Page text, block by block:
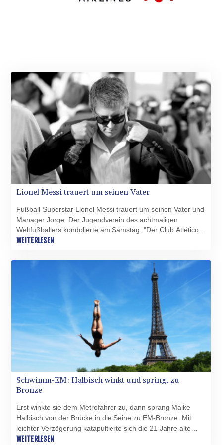
MMK 2427.363841
MXN 20.094074
MYR 4.728715
MZN 73.882892
NAD 18.726567
NGN 1577.963717
NIO 42.419473
NOK 10.99759
NPR 175.501819
NZD 1.966719
OMR 0.442445
PAB 1.152686
PGK 5.093937
PHP 70.183258
PKR 320.014324
QAR 4.213648
RON 5.244583
RSD 117.338542
RUB 94.338828
RWF 1694.978938
SAR 4.329446
SBD 9.325039
SCR 16.705092
SDG 694.263698
SEK 10.961095
SGD 1.467719
SLE 28.445176
SRD 43.778814
STD 23929.673396
STN 24.499696
Lionel Messi trauert um seinen Vater
Fußball-Superstar Lionel Messi trauert um seinen Vater und
Manager Jorge. Der Jugendverein des achtmaligen
Weltfußballers kondolierte am Samstag: "Der Club Atlético
Newell's Old Boys verabschiedet sich mit Trauer und tiefem
Medien übereinstimmend berichtet, der 68-Jährige sei am
Freitagabend (Ortszeit) in einem Krankenhaus in Rosario
WEITERLESEN
Schwimm-EM: Halbisch winkt und springt zu
Bronze
Erst winkte sie dem Metrofahrer zu, dann sprang Maike
Halbisch von der Brücke in die Seine zu EM-Bronze. Mit
leichter Verzögerung katapultierte sich die 21 Jahre alte
Klippenspringerin im letzten Durchgang bei der
WEITERLESEN